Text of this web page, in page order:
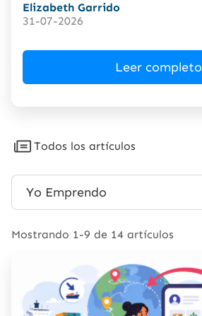
Elizabeth Garrido
31-07-2026
Leer completo
Todos los artículos
Categoria
Yo Emprendo
Mostrando 1-9 de 14 artículos